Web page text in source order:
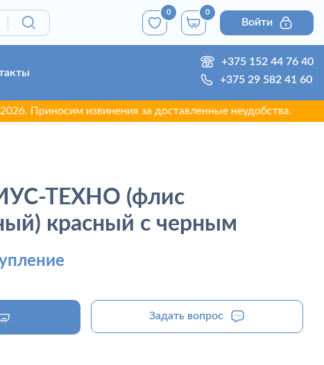
0 0
Войти
+375 152 44 76 40
+375 29 582 41 60
извинения за доставленные неудобства.
ТЕХНО (флис
красный с черным
Задать вопрос